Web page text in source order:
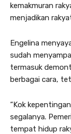
kemakmuran
menjadikan
Engelina
sudah
termasuk
berbagai cara,
“Kok
segalanya.
tempat hidup